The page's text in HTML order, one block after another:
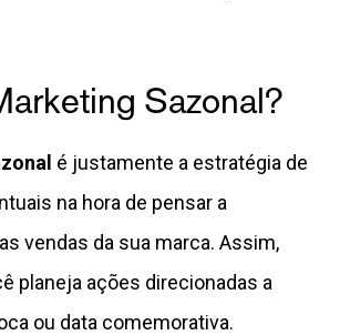
Sazonal?
é justamente a estratégia de
na hora de pensar a
vendas da sua marca. Assim,
planeja ações direcionadas a
ou data comemorativa.